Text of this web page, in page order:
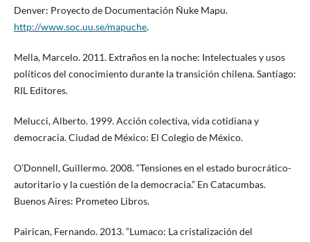
Denver: Proyecto de Documentación Ñuke Mapu.
http://www.soc.uu.se/mapuche.
Mella, Marcelo. 2011. Extraños en la noche: Intelectuales y usos
políticos del conocimiento durante la transición chilena. Santiago:
RIL Editores.
Melucci, Alberto. 1999. Acción colectiva, vida cotidiana y
democracia. Ciudad de México: El Colegio de México.
O’Donnell, Guillermo. 2008. “Tensiones en el estado burocrático-
autoritario y la cuestión de la democracia.” En Catacumbas.
Buenos Aires: Prometeo Libros.
Pairican, Fernando. 2013. “Lumaco: La cristalización del